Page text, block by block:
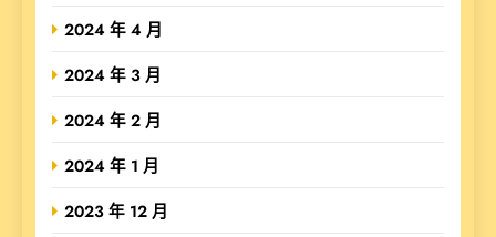
2024 年 4 月
2024 年 3 月
2024 年 2 月
2024 年 1 月
2023 年 12 月